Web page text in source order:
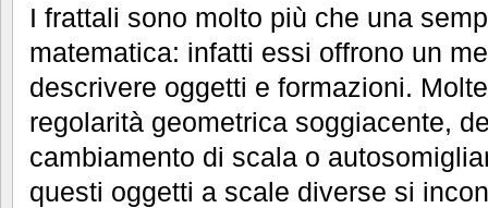
I frattali sono molto più che una
matematica: infatti essi offrono un
descrivere oggetti e formazioni.
regolarità geometrica soggiacente,
cambiamento di scala o
questi oggetti a scale diverse si